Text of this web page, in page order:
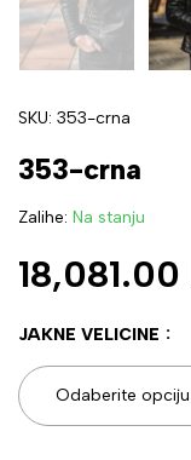
SKU: 353-crna
353-crna
Zalihe: Na stanju
18,081.00
JAKNE VELICINE